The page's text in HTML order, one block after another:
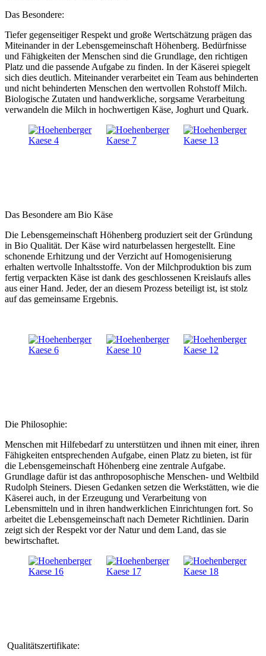
Das Besondere:
Tiefer gegenseitiger Respekt und große Wertschätzung prägen das
Miteinander in der Lebensgemeinschaft Höhenberg. Bedürfnisse
und Fähigkeiten der Menschen sind die Grundlage, den richtigen
Platz und die passende Aufgabe zu finden. In der Käserei spiegelt
sich dies deutlich. Miteinander verarbeitet ein Team aus behinderten
und nicht behinderten Menschen den wertvollen Rohstoff Milch.
Biologische Zutaten und handwerkliche, sorgsame Verarbeitung
verwandeln die Milch in hochwertigen Käse, Joghurt und Quark.
Das Besondere am Bio Käse
Die Lebensgemeinschaft Höhenberg produziert seit der Gründung
in Bio Qualität. Der Käse wird naturbelassen hergestellt. Eine
schonende Erhitzung und der Verzicht auf Homogenisierung
erhalten wertvolle Inhaltsstoffe. Von der Milchproduktion bis zum
fertig verpackten Käse ist dank des geschlossenen Kreislaufs alles
aus einer Hand. Jeder, der an diesem Prozess beteiligt ist, ist stolz
auf das gemeinsame Ergebnis.
Die Philosophie:
Menschen mit Hilfebedarf zu unterstützen und ihnen mit einer, ihren
Fähigkeiten entsprechenden Aufgabe, einen Platz zu bieten, ist für
die Lebensgemeinschaft Höhenberg eine zentrale Aufgabe.
Grundlage dafür ist das anthroposophische Menschen- und Weltbild
Rudolph Steiners. Diesen Gedanken setzen die Werkstätten, wie die
Käserei auch, in der Erzeugung und Verarbeitung von
Lebensmitteln und in ihren handwerklichen Einrichtungen fort. So
arbeitet die Lebensgemeinschaft nach Demeter Richtlinien. Darin
zeigt sich der Respekt vor der Natur und dem Land, das sie
bewirtschaftet.
Qualitätszertifikate: